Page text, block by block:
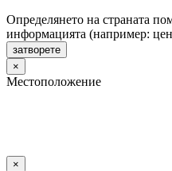
Определянето на страната
информацията (например:
затворете
×
Местоположение
×